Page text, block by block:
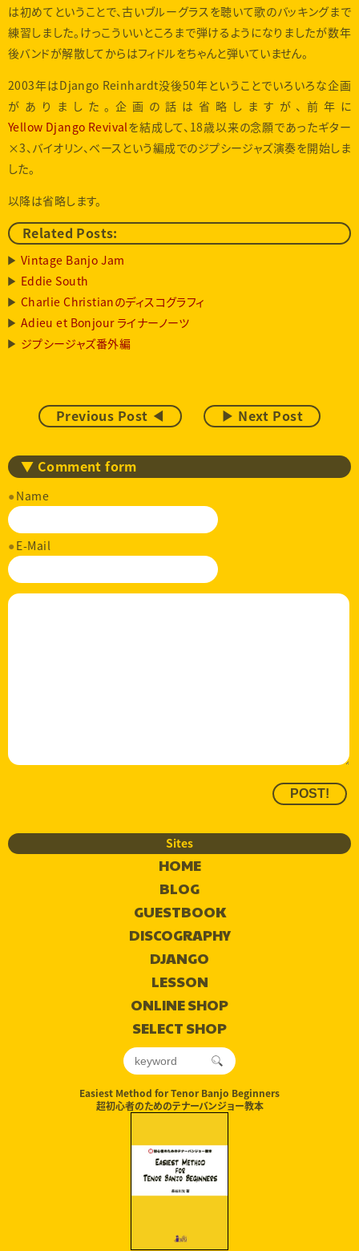
は初めてということで、古いブルーグラスを聴いて歌のバッキングまで
練習しました。けっこういいところまで弾けるようになりましたが数年
後バンドが解散してからはフィドルをちゃんと弾いていません。
2003年はDjango Reinhardt没後50年ということでいろいろな企画
がありました。企画の話は省略しますが、前年に
Yellow Django Revivalを結成して、18歳以来の念願であったギター
×3、バイオリン、ベースという編成でのジプシージャズ演奏を開始しま
した。
以降は省略します。
Related Posts:
Vintage Banjo Jam
Eddie South
Charlie Christianのディスコグラフィ
Adieu et Bonjour ライナーノーツ
ジプシージャズ番外編
Previous Post ◀ ▶ Next Post
▼ Comment form
Name
E-Mail
Sites
HOME
BLOG
GUESTBOOK
DISCOGRAPHY
DJANGO
LESSON
ONLINE SHOP
SELECT SHOP
Easiest Method for Tenor Banjo Beginners
超初心者のためのテナーバンジョー教本